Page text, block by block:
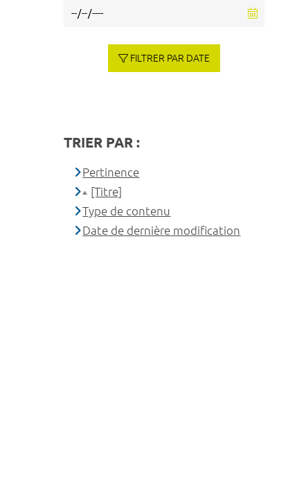
FILTRER PAR DATE
TRIER PAR :
Pertinence
[Titre]
Type de contenu
Date de dernière modification